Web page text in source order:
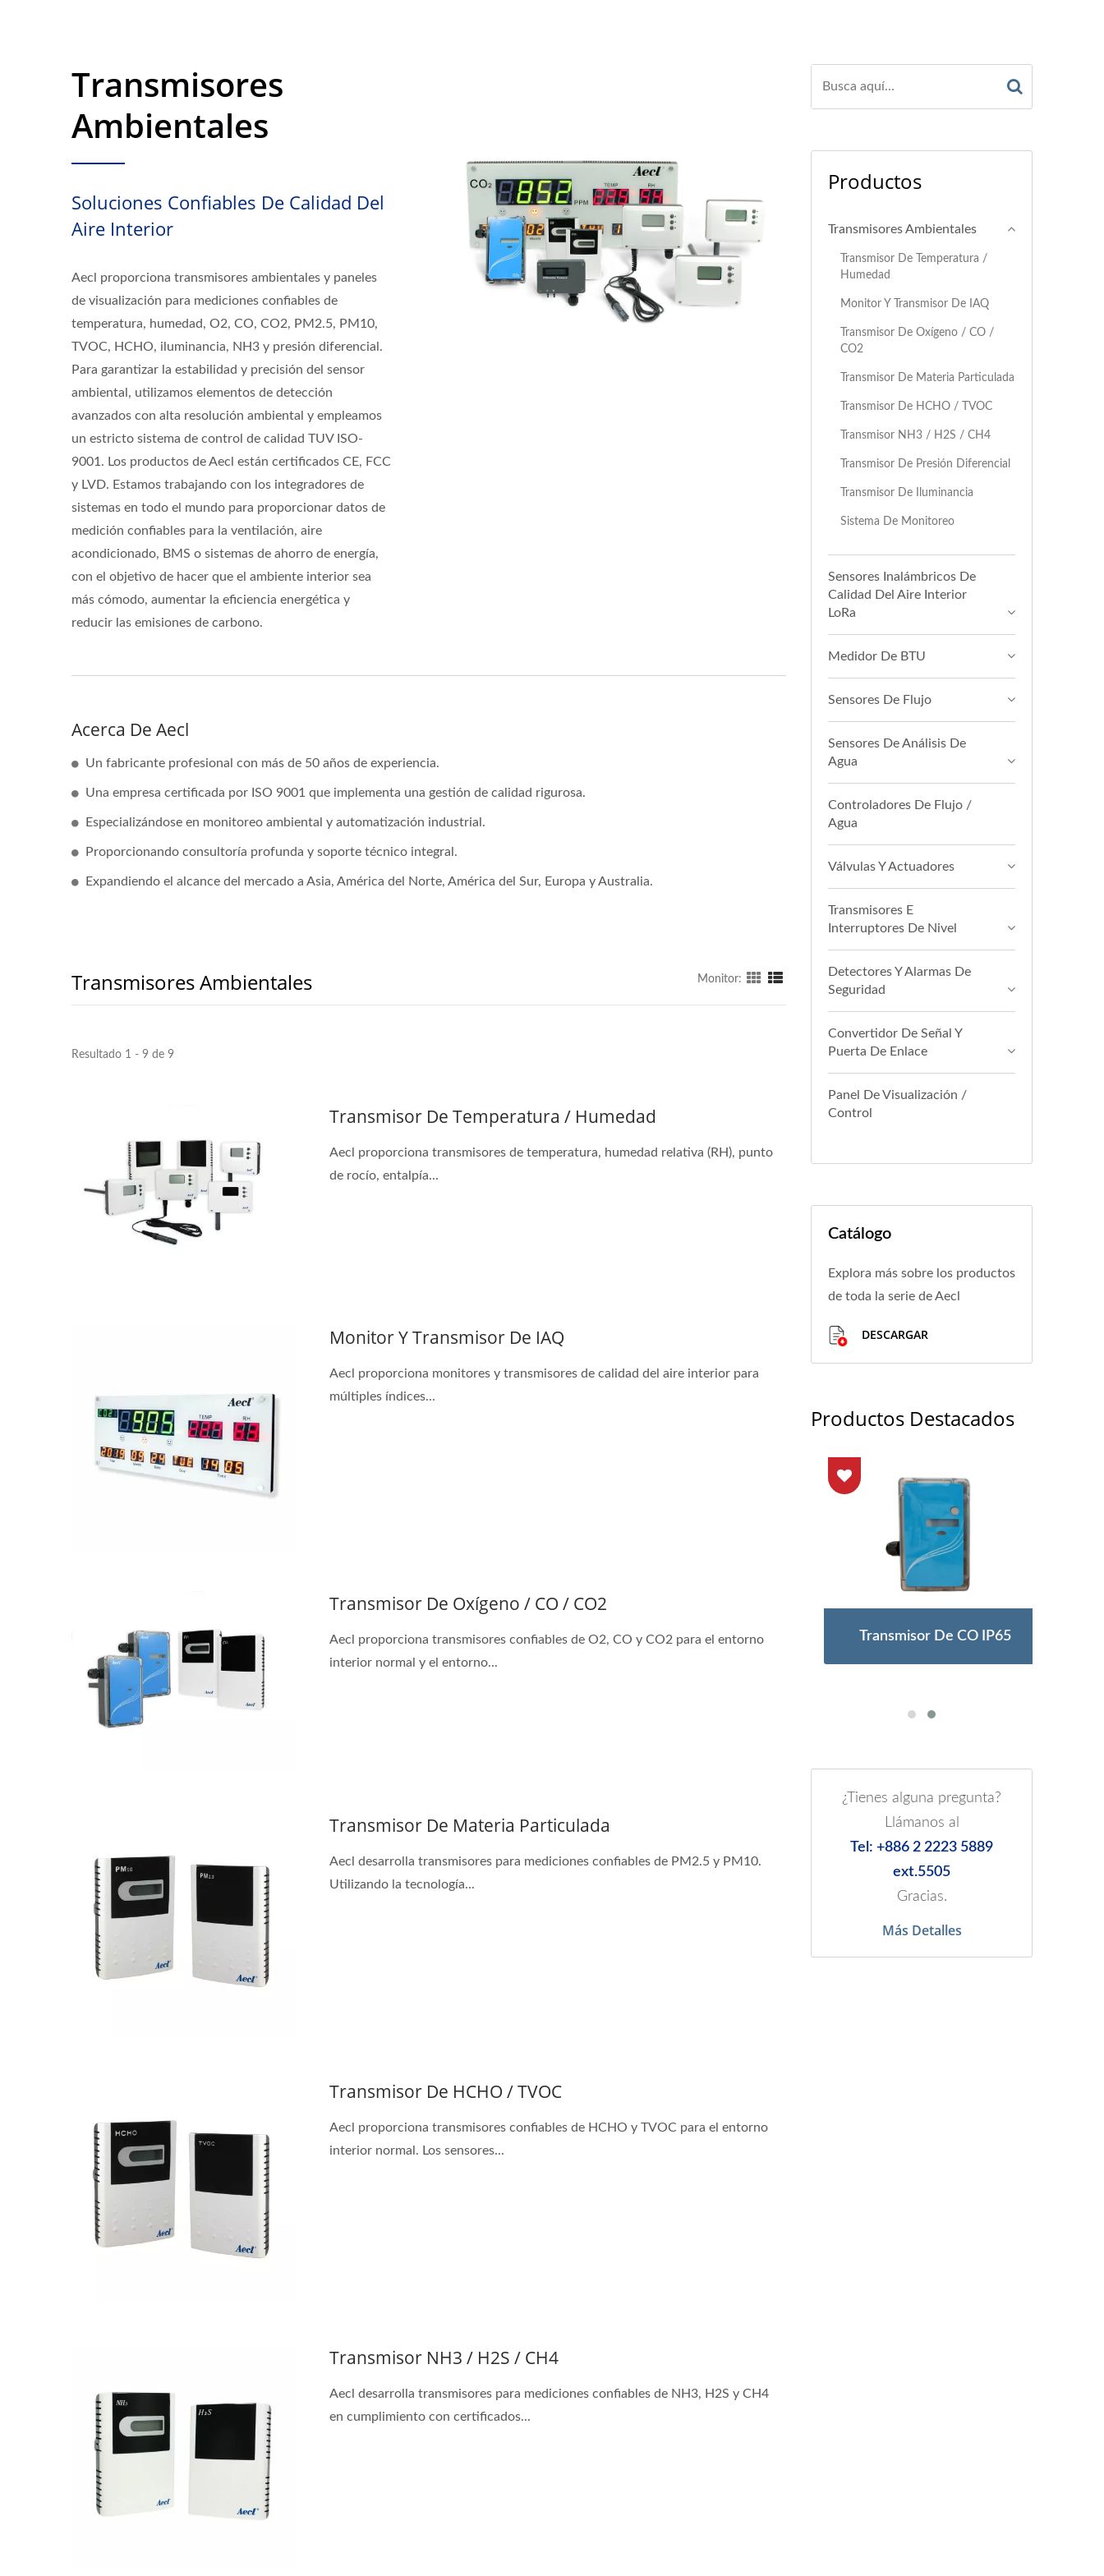
Transmisores
Ambientales
Soluciones Confiables De Calidad Del
Aire Interior
Aecl proporciona transmisores ambientales y paneles
de visualización para mediciones confiables de
temperatura, humedad, O2, CO, CO2, PM2.5, PM10,
TVOC, HCHO, iluminancia, NH3 y presión diferencial.
Para garantizar la estabilidad y precisión del sensor
ambiental, utilizamos elementos de detección
avanzados con alta resolución ambiental y empleamos
un estricto sistema de control de calidad TUV ISO-
9001. Los productos de Aecl están certificados CE, FCC
y LVD. Estamos trabajando con los integradores de
sistemas en todo el mundo para proporcionar datos de
medición confiables para la ventilación, aire
acondicionado, BMS o sistemas de ahorro de energía,
con el objetivo de hacer que el ambiente interior sea
más cómodo, aumentar la eficiencia energética y
reducir las emisiones de carbono.
Acerca De Aecl
Un fabricante profesional con más de 50 años de experiencia.
Una empresa certificada por ISO 9001 que implementa una gestión de calidad rigurosa.
Especializándose en monitoreo ambiental y automatización industrial.
Proporcionando consultoría profunda y soporte técnico integral.
Expandiendo el alcance del mercado a Asia, América del Norte, América del Sur, Europa y Australia.
Transmisores Ambientales Monitor:
Resultado 1 - 9 de 9
Transmisor De Temperatura / Humedad
Aecl proporciona transmisores de temperatura, humedad relativa (RH), punto
de rocío, entalpía...
Monitor Y Transmisor De IAQ
Aecl proporciona monitores y transmisores de calidad del aire interior para
múltiples índices...
Transmisor De Oxígeno / CO / CO2
Aecl proporciona transmisores confiables de O2, CO y CO2 para el entorno
interior normal y el entorno...
Transmisor De Materia Particulada
Aecl desarrolla transmisores para mediciones confiables de PM2.5 y PM10.
Utilizando la tecnología...
Transmisor De HCHO / TVOC
Aecl proporciona transmisores confiables de HCHO y TVOC para el entorno
interior normal. Los sensores...
Transmisor NH3 / H2S / CH4
Aecl desarrolla transmisores para mediciones confiables de NH3, H2S y CH4
en cumplimiento con certificados...
Productos
Transmisores Ambientales
Transmisor De Temperatura /
Humedad
Monitor Y Transmisor De IAQ
Transmisor De Oxígeno / CO /
CO2
Transmisor De Materia Particulada
Transmisor De HCHO / TVOC
Transmisor NH3 / H2S / CH4
Transmisor De Presión Diferencial
Transmisor De Iluminancia
Sistema De Monitoreo
Sensores Inalámbricos De
Calidad Del Aire Interior
LoRa
Medidor De BTU
Sensores De Flujo
Sensores De Análisis De
Agua
Controladores De Flujo /
Agua
Válvulas Y Actuadores
Transmisores E
Interruptores De Nivel
Detectores Y Alarmas De
Seguridad
Convertidor De Señal Y
Puerta De Enlace
Panel De Visualización /
Control
Catálogo
Explora más sobre los productos
de toda la serie de Aecl
DESCARGAR
Productos Destacados
Medidor De Flujo/BTU
Ultrasónico
Transmisor De CO IP65
Medidor De Flujo/BTU
Transmisor De CO IP65
¿Tienes alguna pregunta?
Llámanos al
Tel: +886 2 2223 5889
ext.5505
Gracias.
Más Detalles